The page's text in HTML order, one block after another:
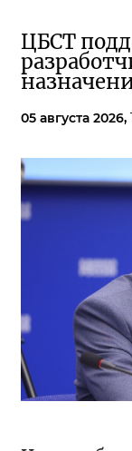
ЦБСТ
05 августа 2026,